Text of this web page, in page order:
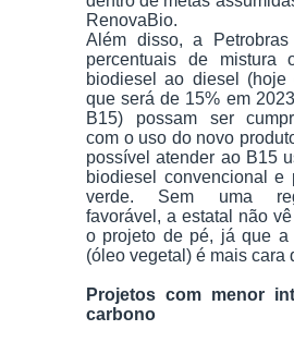
RenovaBio.
Além disso, a
percentuais de mistura
biodiesel ao diesel (hoje
que será de 15% em
B15) possam ser
com o uso do novo
possível atender ao B15
biodiesel convencional e
verde. Sem uma
favorável, a estatal não
o projeto de pé, já que a
(óleo vegetal) é mais cara
Projetos com menor
carbono